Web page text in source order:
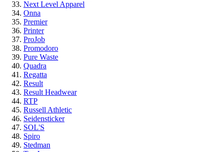
Next Level Apparel
Onna
Premier
Printer
ProJob
Promodoro
Pure Waste
Quadra
Regatta
Result
Result Headwear
RTP
Russell Athletic
Seidensticker
SOL'S
Spiro
Stedman